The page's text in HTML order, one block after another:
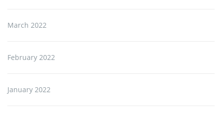
March 2022
February 2022
January 2022